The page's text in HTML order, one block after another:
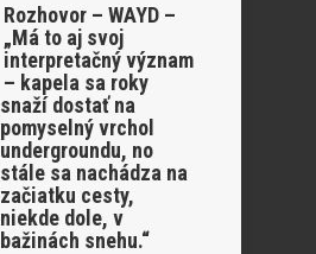
Rozhovor – WAYD –
„Má to aj svoj
interpretačný význam
– kapela sa roky
snaží dostať na
pomyselný vrchol
undergroundu, no
stále sa nachádza na
začiatku cesty,
niekde dole, v
bažinách snehu.“